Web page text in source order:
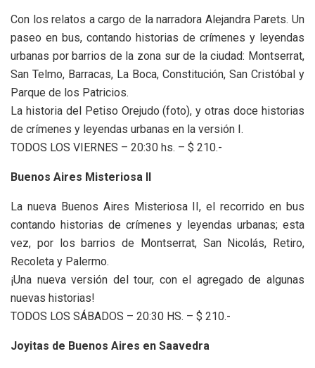
Con los relatos a cargo de la narradora Alejandra Parets. Un
paseo en bus, contando historias de crímenes y leyendas
urbanas por barrios de la zona sur de la ciudad: Montserrat,
San Telmo, Barracas, La Boca, Constitución, San Cristóbal y
Parque de los Patricios.
La historia del Petiso Orejudo (foto), y otras doce historias
de crímenes y leyendas urbanas en la versión I.
TODOS LOS VIERNES – 20:30 hs. – $ 210.-
Buenos Aires Misteriosa II
La nueva Buenos Aires Misteriosa II, el recorrido en bus
contando historias de crímenes y leyendas urbanas; esta
vez, por los barrios de Montserrat, San Nicolás, Retiro,
Recoleta y Palermo.
¡Una nueva versión del tour, con el agregado de algunas
nuevas historias!
TODOS LOS SÁBADOS – 20:30 HS. – $ 210.-
Joyitas de Buenos Aires en Saavedra